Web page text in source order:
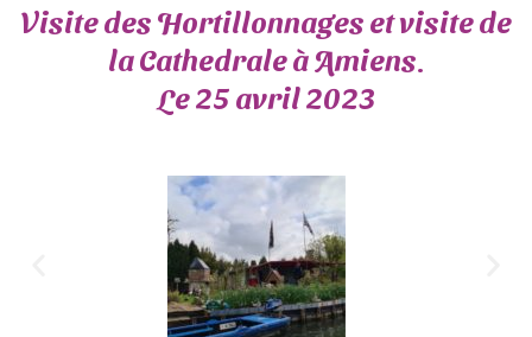
Visite des Hortillonnages et visite de
la Cathedrale à Amiens.
Le 25 avril 2023